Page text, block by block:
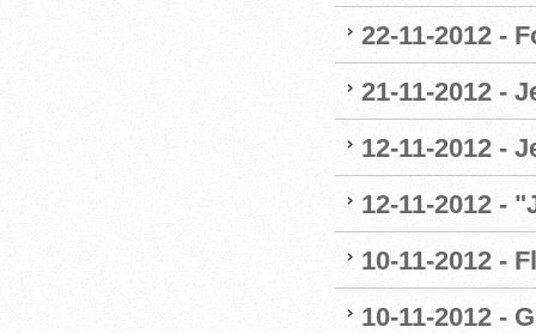
22-11-2012 -
21-11-2012 -
12-11-2012 -
12-11-2012 -
10-11-2012 -
10-11-2012 -